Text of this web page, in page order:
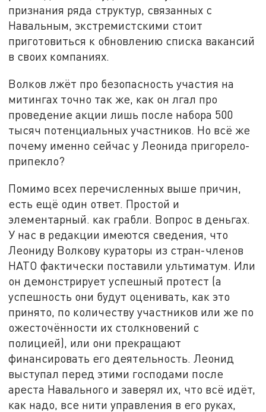
признания ряда структур, связанных с
Навальным, экстремистскими стоит
приготовиться к обновлению списка вакансий
в своих компаниях.
Волков лжёт про безопасность участия на
митингах точно так же, как он лгал про
проведение акции лишь после набора 500
тысяч потенциальных участников. Но всё же
почему именно сейчас у Леонида пригорело-
припекло?
Помимо всех перечисленных выше причин,
есть ещё один ответ. Простой и
элементарный. как грабли. Вопрос в деньгах.
У нас в редакции имеются сведения, что
Леониду Волкову кураторы из стран-членов
НАТО фактически поставили ультиматум. Или
он демонстрирует успешный протест (а
успешность они будут оценивать, как это
принято, по количеству участников или же по
ожесточённости их столкновений с
полицией), или они прекращают
финансировать его деятельность. Леонид
выступал перед этими господами после
ареста Навального и заверял их, что всё идёт,
как надо, все нити управления в его руках,